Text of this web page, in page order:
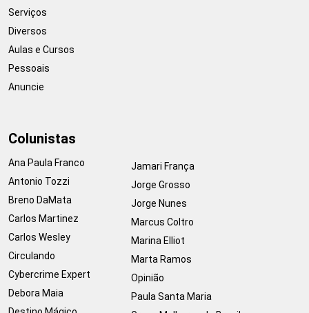
Serviços
Diversos
Aulas e Cursos
Pessoais
Anuncie
Colunistas
Ana Paula Franco
Antonio Tozzi
Breno DaMata
Carlos Martinez
Carlos Wesley
Circulando
Cybercrime Expert
Debora Maia
Jamari França
Jorge Grosso
Jorge Nunes
Marcus Coltro
Marina Elliot
Marta Ramos
Opinião
Paula Santa Maria